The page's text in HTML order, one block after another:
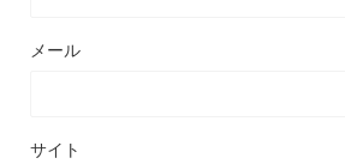
メール
サイト